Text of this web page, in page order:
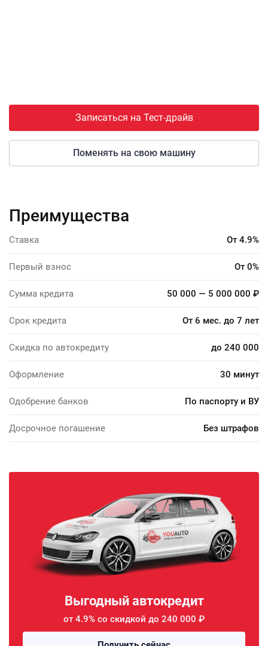
Записаться на Тест-драйв
Поменять на свою машину
Преимущества
Ставка От 4.9%
Первый взнос От 0%
Сумма кредита 50 000 — 5 000 000 ₽
Срок кредита От 6 мес. до 7 лет
Скидка по автокредиту до 240 000
Оформление 30 минут
Одобрение банков По паспорту и ВУ
Досрочное погашение Без штрафов
Выгодный автокредит
от 4.9% со скидкой до 240 000 ₽